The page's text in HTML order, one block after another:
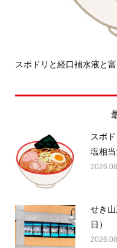
スポドリと経口補水液と
スポ
塩相
せき
日）